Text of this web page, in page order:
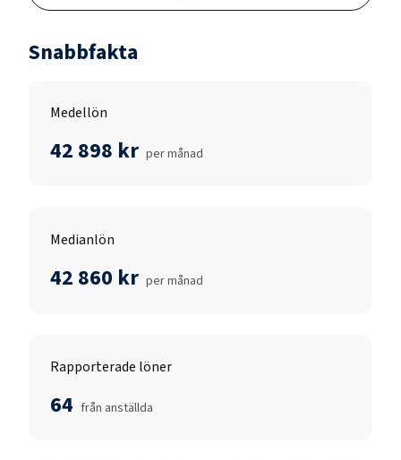
Snabbfakta
Medellön
42 898 kr per månad
Medianlön
42 860 kr per månad
Rapporterade löner
64 från anställda